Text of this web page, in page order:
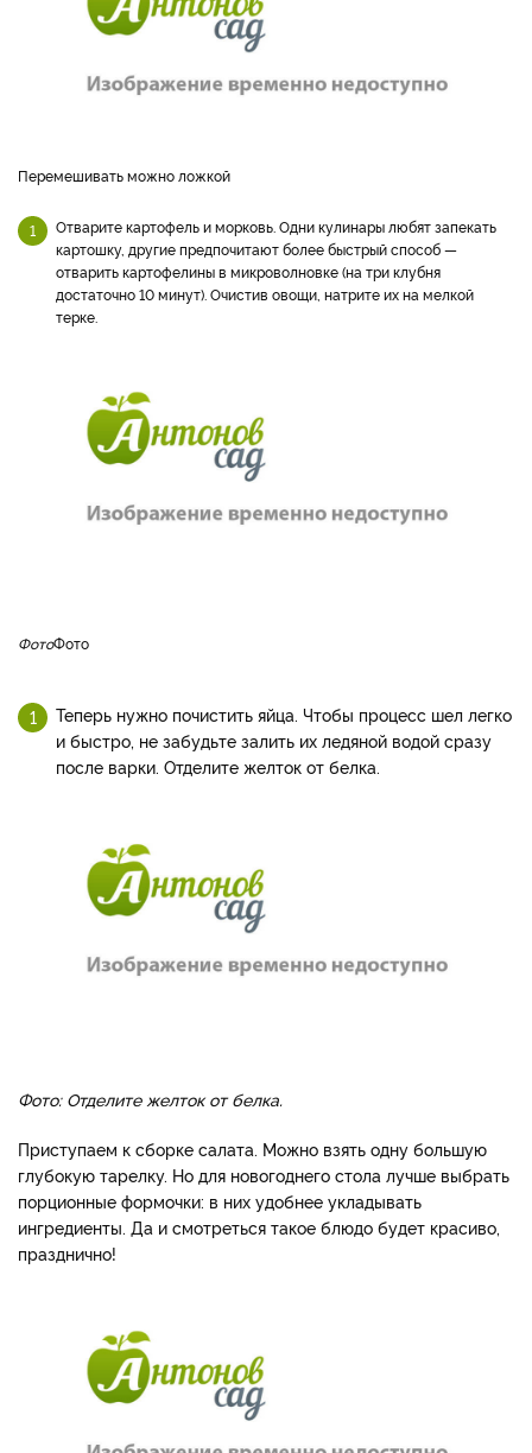
Перемешивать можно ложкой
Отварите картофель и морковь. Одни кулинары любят запекать
картошку, другие предпочитают более быстрый способ —
отварить картофелины в микроволновке (на три клубня
достаточно 10 минут). Очистив овощи, натрите их на мелкой
терке.
ФотоФото
Теперь нужно почистить яйца. Чтобы процесс шел легко
и быстро, не забудьте залить их ледяной водой сразу
после варки. Отделите желток от белка.
Фото: Отделите желток от белка.
Приступаем к сборке салата. Можно взять одну большую
глубокую тарелку. Но для новогоднего стола лучше выбрать
порционные формочки: в них удобнее укладывать
ингредиенты. Да и смотреться такое блюдо будет красиво,
празднично!